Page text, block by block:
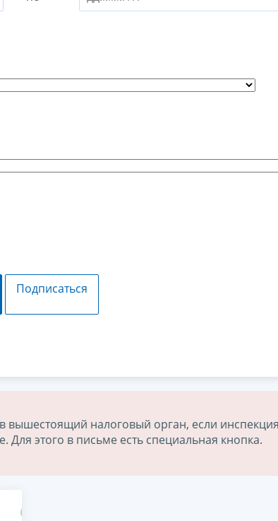
Подписаться
вышестоящий налоговый орган, если
этого в письме есть специальная кнопка.